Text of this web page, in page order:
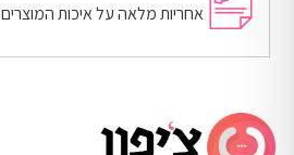
אחריות מלאה על איכות המוצרים